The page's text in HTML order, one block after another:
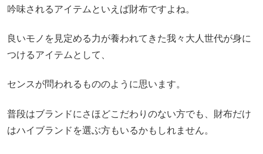
吟味されるアイテムといえば財布ですよね。
良いモノを見定める力が養われてきた我々大人世代が身に
つけるアイテムとして、
センスが問われるもののように思います。
普段はブランドにさほどこだわりのない方でも、財布だけ
はハイブランドを選ぶ方もいるかもしれません。